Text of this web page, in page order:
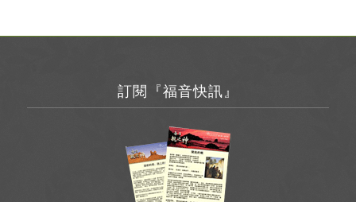
訂閱『福音快訊』